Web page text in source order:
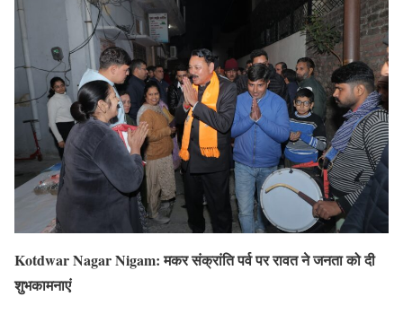
Kotdwar Nagar Nigam: मकर संक्रांति पर्व पर रावत ने जनता को दी
शुभकामनाएं